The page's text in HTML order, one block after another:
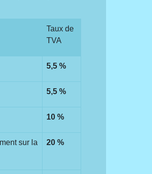
Taux de
TVA
5,5 %
5,5 %
10 %
sur la
20 %